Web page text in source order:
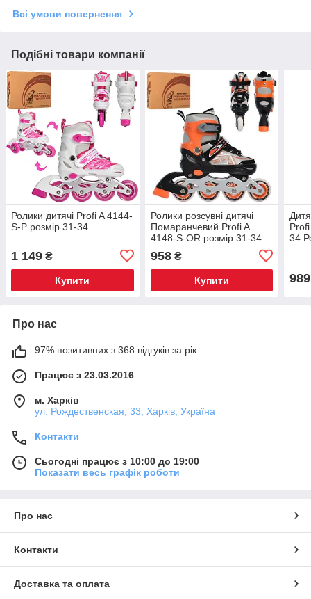
Всі умови повернення
Подібні товари компанії
Ролики дитячі Profi A 4144-
S-P розмір 31-34
1 149 ₴
Купити
Ролики розсувні дитячі
Помаранчевий Profi A
4148-S-OR розмір 31-34
958₴
Купити
34
989
Про нас
97% позитивних з 368 відгуків за рік
Працює з 23.03.2016
м. Харків
ул. Рождественская, 33, Харків, Україна
Контакти
Сьогодні працює з 10:00 до 19:00
Показати весь графік роботи
Про нас
Контакти
Доставка та оплата